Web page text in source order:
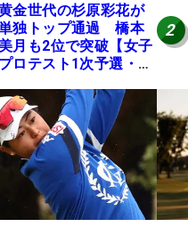
金世代の杉原彩花が
独トップ通過 橋本
美月も2位で突破【女子
プロテスト1次予選・E
2